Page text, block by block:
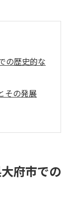
の歴史的な
その発展
特性
府市での